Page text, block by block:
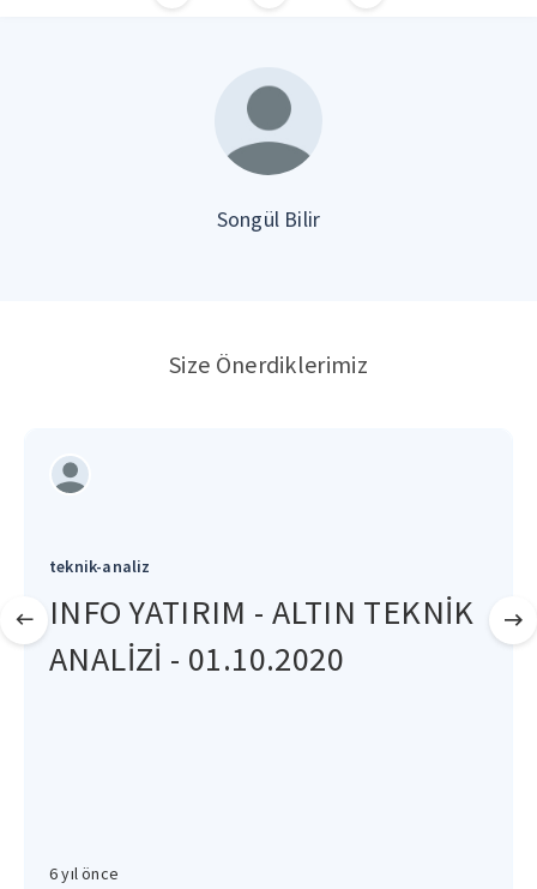
Songül Bilir
Size Önerdiklerimiz
teknik-analiz
INFO YATIRIM - ALTIN TEKNİK
ANALİZİ - 01.10.2020
6 yıl önce